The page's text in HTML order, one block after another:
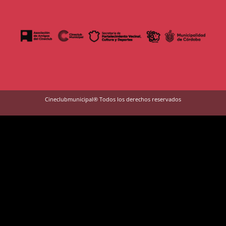
Cineclubmunicipal® Todos los derechos reservados